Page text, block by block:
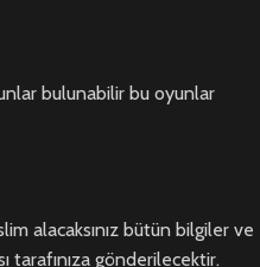
bulunabilir bu oyunlar
alacaksınız bütün bilgiler ve
tarafınıza gönderilecektir.